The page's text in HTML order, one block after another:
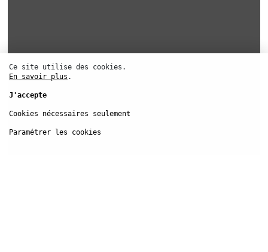
Ce site utilise des cookies.
En savoir plus .
J'accepte
Cookies nécessaires seulement
Paramétrer les cookies